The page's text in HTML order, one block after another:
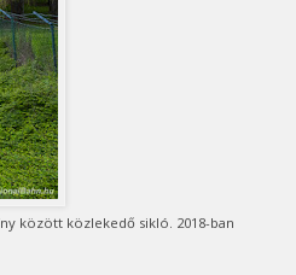
között közlekedő sikló. 2018-ban